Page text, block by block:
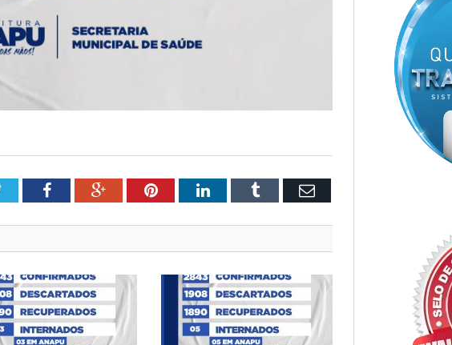
TwitterFacebookGoogle+PinterestLinkedInTumblr Email